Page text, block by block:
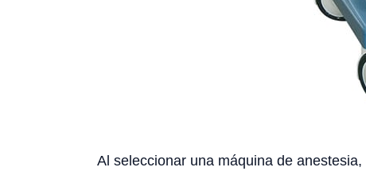
Al seleccionar una máquina de